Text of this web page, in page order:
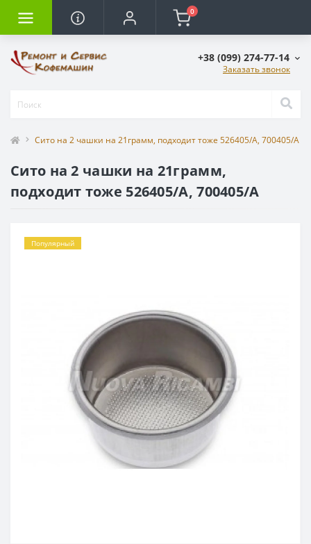
0
+38 (099) 274-77-14
Заказать звонок
Сито на 2 чашки на 21грамм, подходит тоже 526405/A, 700405/A
Сито на 2 чашки на 21грамм,
подходит тоже 526405/A, 700405/A
Популярный